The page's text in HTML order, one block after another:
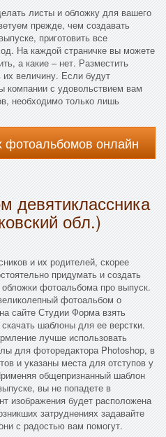
листы и обложку для вашего
прежде, чем создавать
приготовить все
На каждой страничке вы можете
а какие – нет. Разместить
их величину. Если будут
компании с удовольствием вам
необходимо только лишь
фотоальбомов онлайн
девятиклассника
обл.)
и их родителей, скорее
придумать и создать
фотоальбома про выпуск.
фотоальбом о
сайте Студии Форма взять
шаблоны для ее верстки.
лучше использовать
для фоторедактора Photoshop, в
и указаны места для отступов у
общепризнанный шаблон
вы не попадете в
изображения будет расположена
затруднениях задавайте
с радостью вам помогут.